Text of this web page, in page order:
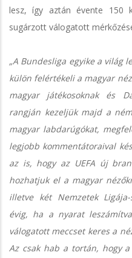
lesz, így aztán évente 150
sugárzott válogatott
„A Bundesliga egyike a világ
külön felértékeli a magyar
magyar játékosoknak és
rangján kezeljük majd a
magyar labdarúgókat,
legjobb kommentátoraival
az is, hogy az UEFA új
hozhatjuk el a magyar
illetve két Nemzetek
évig, ha a nyarat
válogatott meccset keres a
Az csak hab a tortán, hogy